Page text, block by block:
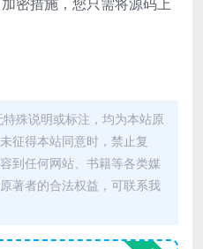
殊说明或标注，均为本站原
征得本站同意时，禁止复
到任何网站、书籍等各类媒
著者的合法权益，可联系我